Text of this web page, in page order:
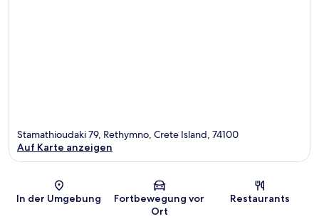
Karte
Stamathioudaki 79, Rethymno, Crete Island, 74100
Auf Karte anzeigen
In der Umgebung
Fortbewegung vor
Ort
Restaurants